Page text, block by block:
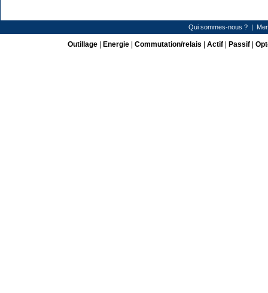
Qui sommes-nous ? |
Outillage| Energie| Commutation/relais Actif| Passif|